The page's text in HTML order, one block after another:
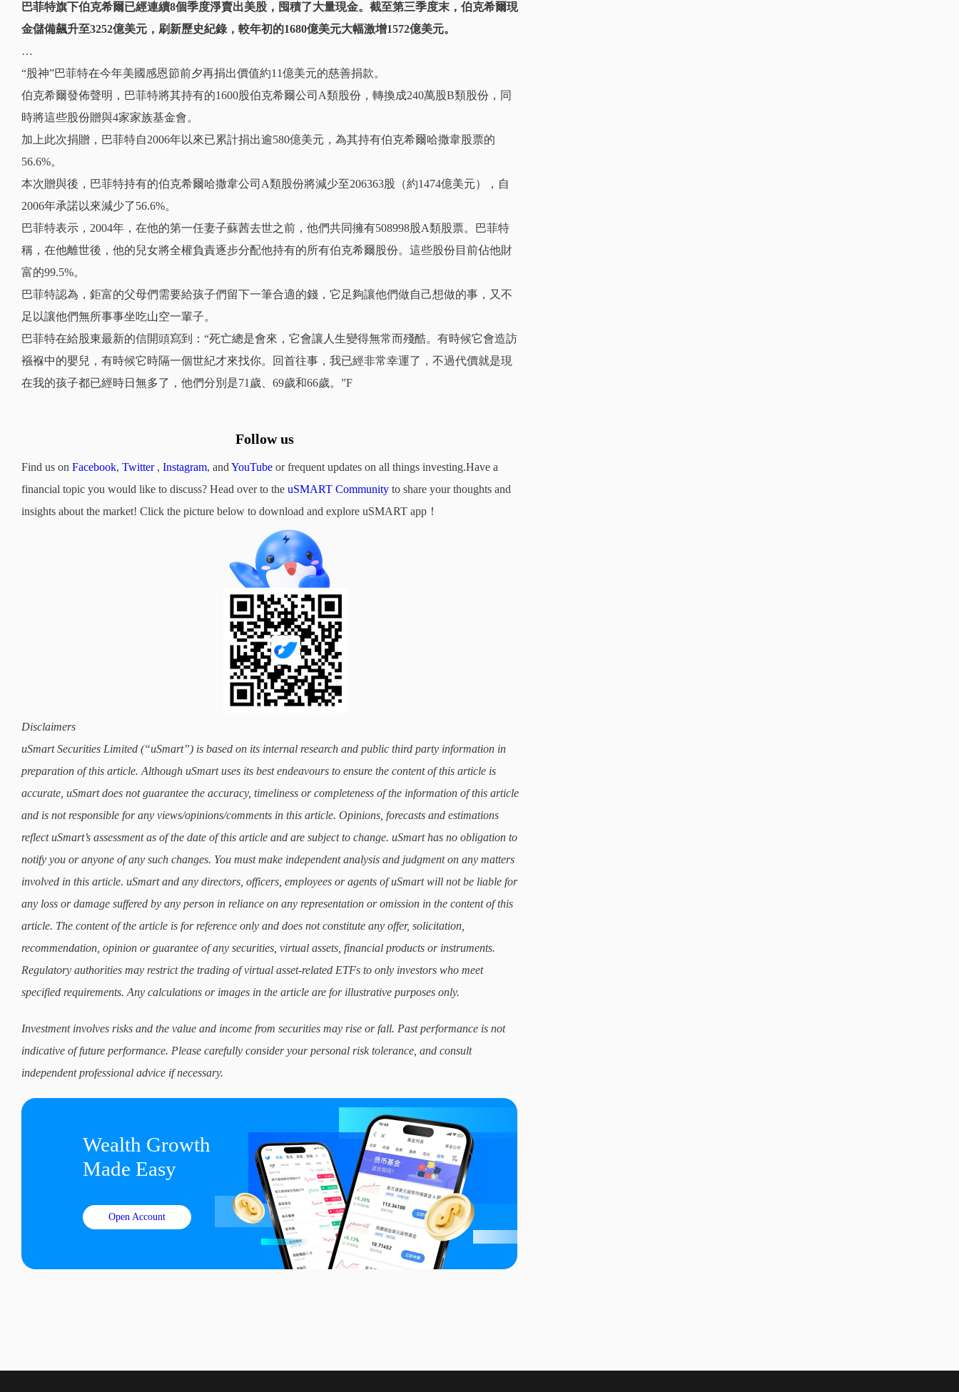
巴菲特旗下伯克希爾已經連續8個季度淨賣出美股，囤積了大量現金。截至第三季度末，伯克希爾現
金儲備飆升至3252億美元，刷新歷史紀錄，較年初的1680億美元大幅激增1572億美元。
…
“股神”巴菲特在今年美國感恩節前夕再捐出價值約11億美元的慈善捐款。
伯克希爾發佈聲明，巴菲特將其持有的1600股伯克希爾公司A類股份，轉換成240萬股B類股份，同
時將這些股份贈與4家家族基金會。
加上此次捐贈，巴菲特自2006年以來已累計捐出逾580億美元，為其持有伯克希爾哈撒韋股票的
56.6%。
本次贈與後，巴菲特持有的伯克希爾哈撒韋公司A類股份將減少至206363股（約1474億美元），自
2006年承諾以來減少了56.6%。
巴菲特表示，2004年，在他的第一任妻子蘇茜去世之前，他們共同擁有508998股A類股票。巴菲特
稱，在他離世後，他的兒女將全權負責逐步分配他持有的所有伯克希爾股份。這些股份目前佔他財
富的99.5%。
巴菲特認為，鉅富的父母們需要給孩子們留下一筆合適的錢，它足夠讓他們做自己想做的事，又不
足以讓他們無所事事坐吃山空一輩子。
巴菲特在給股東最新的信開頭寫到：“死亡總是會來，它會讓人生變得無常而殘酷。有時候它會造訪
襁褓中的嬰兒，有時候它時隔一個世紀才來找你。回首往事，我已經非常幸運了，不過代價就是現
在我的孩子都已經時日無多了，他們分別是71歲、69歲和66歲。”F
Follow us
Find us on Facebook, Twitter, Instagram, and YouTube or frequent updates on all things investing.Have a
financial topic you would like to discuss? Head over to the uSMART Community to share your thoughts and
insights about the market! Click the picture below to download and explore uSMART app！
Disclaimers
uSmart Securities Limited (“uSmart”) is based on its internal research and public third party information in
preparation of this article. Although uSmart uses its best endeavours to ensure the content of this article is
accurate, uSmart does not guarantee the accuracy, timeliness or completeness of the information of this article
and is not responsible for any views/opinions/comments in this article. Opinions, forecasts and estimations
reflect uSmart’s assessment as of the date of this article and are subject to change. uSmart has no obligation to
notify you or anyone of any such changes. You must make independent analysis and judgment on any matters
involved in this article. uSmart and any directors, officers, employees or agents of uSmart will not be liable for
any loss or damage suffered by any person in reliance on any representation or omission in the content of this
article. The content of the article is for reference only and does not constitute any offer, solicitation,
recommendation, opinion or guarantee of any securities, virtual assets, financial products or instruments.
Regulatory authorities may restrict the trading of virtual asset-related ETFs to only investors who meet
specified requirements. Any calculations or images in the article are for illustrative purposes only.
Investment involves risks and the value and income from securities may rise or fall. Past performance is not
indicative of future performance. Please carefully consider your personal risk tolerance, and consult
independent professional advice if necessary.
Wealth Growth
Made Easy
Open Account